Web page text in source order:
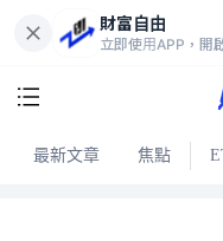
財富自由
立即使用APP，開
最新文章 焦點